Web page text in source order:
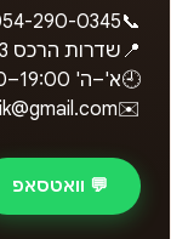
📞
290-0345
📍 שדרות הרכס 13, מודיעין-מכבים-רעות
🕘א'–ה'
✉️
💬 וואטסאפ